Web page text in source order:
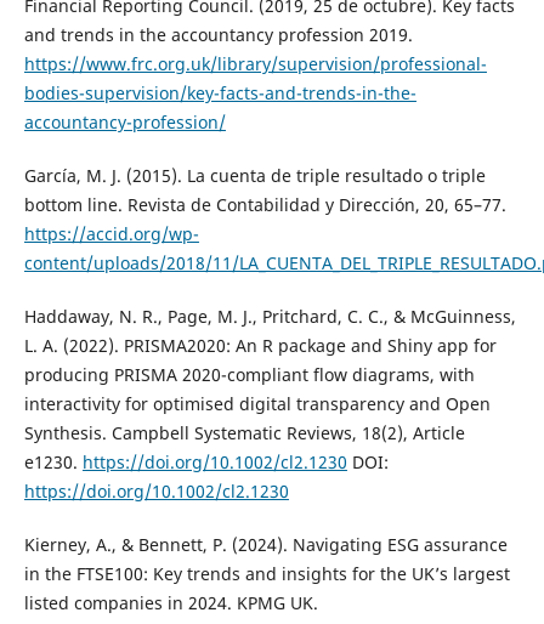
Financial Reporting Council. (2019, 25 de octubre). Key facts
and trends in the accountancy profession 2019.
https://www.frc.org.uk/library/supervision/professional-
bodies-supervision/key-facts-and-trends-in-the-
accountancy-profession/
García, M. J. (2015). La cuenta de triple resultado o triple
bottom line. Revista de Contabilidad y Dirección, 20, 65–77.
https://accid.org/wp-
content/uploads/2018/11/
Haddaway, N. R., Page, M. J., Pritchard, C. C., & McGuinness,
L. A. (2022). PRISMA2020: An R package and Shiny app for
producing PRISMA 2020-compliant flow diagrams, with
interactivity for optimised digital transparency and Open
Synthesis. Campbell Systematic Reviews, 18(2), Article
e1230. https://doi.org/10.1002/cl2.1230 DOI:
https://doi.org/10.1002/cl2.1230
Kierney, A., & Bennett, P. (2024). Navigating ESG assurance
in the FTSE100: Key trends and insights for the UK’s largest
listed companies in 2024. KPMG UK.